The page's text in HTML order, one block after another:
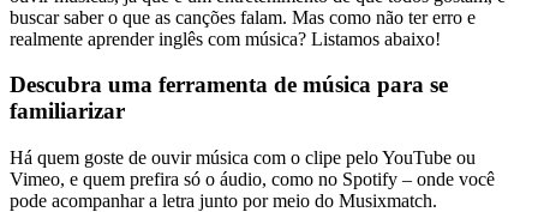
buscar saber o que as canções falam. Mas como não ter erro e
realmente aprender inglês com música? Listamos abaixo!
Descubra uma ferramenta de música para se
familiarizar
Há quem goste de ouvir música com o clipe pelo YouTube ou
Vimeo, e quem prefira só o áudio, como no Spotify – onde você
pode acompanhar a letra junto por meio do Musixmatch.